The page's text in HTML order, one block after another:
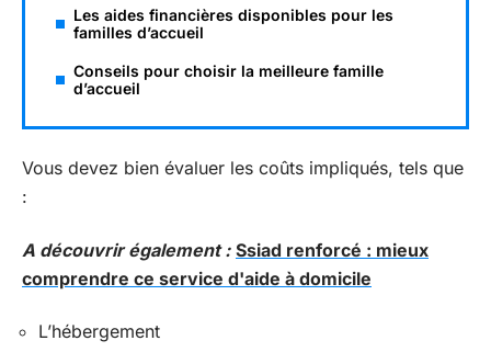
Les aides financières disponibles pour les
familles d’accueil
Conseils pour choisir la meilleure famille
d’accueil
Vous devez bien évaluer les coûts impliqués, tels que
:
A découvrir également : Ssiad renforcé : mieux
comprendre ce service d'aide à domicile
L’hébergement